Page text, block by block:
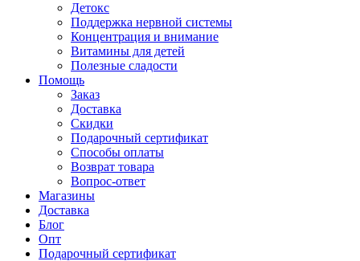
Детокс
Поддержка нервной системы
Концентрация и внимание
Витамины для детей
Полезные сладости
Помощь
Заказ
Доставка
Скидки
Подарочный сертификат
Способы оплаты
Возврат товара
Вопрос-ответ
Магазины
Доставка
Блог
Опт
Подарочный сертификат